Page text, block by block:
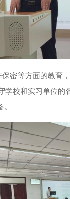
保密等方面的教育，
学校和实习单位的